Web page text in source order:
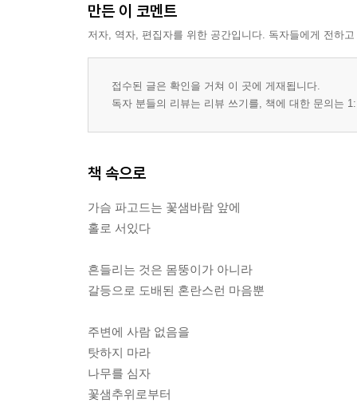
인연
형
삶의 기쁨
비 오는 저녁
신평 선생, 늦복 터졌네
내 친구 시욱이
내 동생, 승근이
친구
유효기간
친구여 잘 가시게
바람이 되어
3부
대한 추위
꽃샘바람
만든 이 코멘트
저자, 역자, 편집자를 위한 공간입니다. 독자들에게 전하
접수된 글은 확인을 거쳐 이 곳에 게재됩니다.
독자 분들의 리뷰는 리뷰 쓰기를, 책에 대한 문의는
책 속으로
가슴 파고드는 꽃샘바람 앞에
홀로 서있다
흔들리는 것은 몸뚱이가 아니라
갈등으로 도배된 혼란스런 마음뿐
주변에 사람 없음을
탓하지 마라
나무를 심자
꽃샘추위로부터